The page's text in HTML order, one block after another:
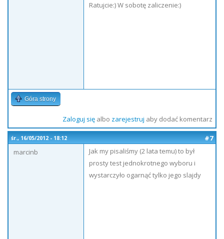
Ratujcie:) W sobotę zaliczenie:)
Góra strony
Zaloguj sięalbo zarejestruj aby dodać komentarz
śr., 16/05/2012 - 18:12
#7
marcinb
Jak my pisaliśmy (2 lata temu) to był
prosty test jednokrotnego wyboru i
wystarczyło ogarnąć tylko jego slajdy